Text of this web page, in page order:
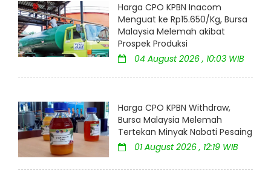
Harga CPO KPBN Inacom
Menguat ke Rp15.650/Kg, Bursa
Malaysia Melemah akibat
Prospek Produksi
04 August 2026 , 10:03 WIB
Harga CPO KPBN Withdraw,
Bursa Malaysia Melemah
Tertekan Minyak Nabati Pesaing
01 August 2026 , 12:19 WIB